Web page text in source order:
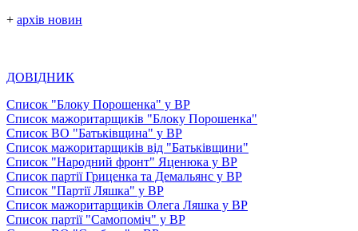
+ архів новин
ДОВІДНИК
Список "Блоку Порошенка" у ВР
Список мажоритарщиків "Блоку Порошенка"
Список ВО "Батьківщина" у ВР
Список мажоритарщиків від "Батьківщини"
Список "Народний фронт" Яценюка у ВР
Список партії Гриценка та Демальянс у ВР
Список "Партії Ляшка" у ВР
Список мажоритарщиків Олега Ляшка у ВР
Список партії "Самопоміч" у ВР